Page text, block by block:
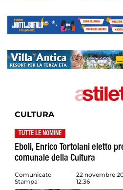
CULTURA
TUTTE LE NOMINE
Eboli, Enrico Tortolani eletto
comunale della Cultura
Comunicato
Stampa
22 novembre
12:36